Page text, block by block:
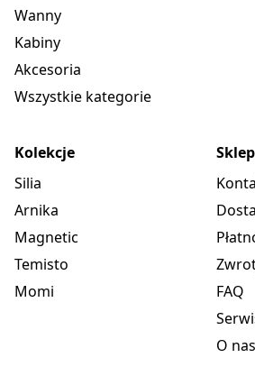
Wanny
Kabiny
Akcesoria
Wszystkie kategorie
Kolekcje
Silia
Arnika
Magnetic
Temisto
Momi
FAQ
O nas